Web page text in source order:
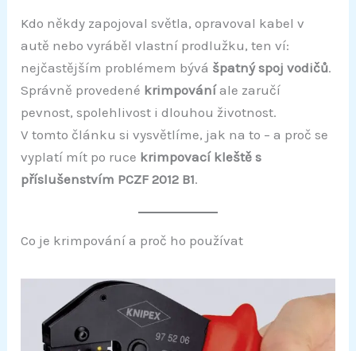
Kdo někdy zapojoval světla, opravoval kabel v
autě nebo vyráběl vlastní prodlužku, ten ví:
nejčastějším problémem bývá špatný spoj vodičů.
Správně provedené krimpováníale zaručí
pevnost, spolehlivost i dlouhou životnost.
V tomto článku si vysvětlíme, jak na to – a proč se
vyplatí mít po ruce krimpovací kleště s
příslušenstvím PCZF 2012 B1.
Co je krimpování a proč ho používat